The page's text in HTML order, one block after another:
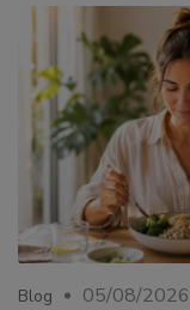
Blog 05/08/2026